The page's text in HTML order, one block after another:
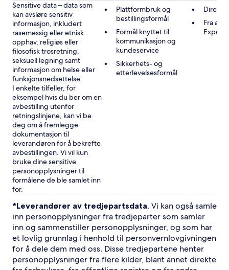
Sensitive data – data som
kan avsløre sensitiv
informasjon, inkludert
rasemessig eller etnisk
opphav, religiøs eller
filosofisk trosretning,
seksuell legning samt
informasjon om helse eller
funksjonsnedsettelse.
I enkelte tilfeller, for
eksempel hvis du ber om en
avbestilling utenfor
retningslinjene, kan vi be
deg om å fremlegge
dokumentasjon til
leverandøren for å bekrefte
avbestillingen. Vi vil kun
bruke dine sensitive
personopplysninger til
formålene de ble samlet inn
for.
Plattformbruk og
bestillingsformål
Formål knyttet til
kommunikasjon og
kundeservice
Sikkerhets- og
etterlevelsesformål
Fra
*Leverandører av tredjepartsdata. Vi kan også samle
inn personopplysninger fra tredjeparter som samler
inn og sammenstiller personopplysninger, og som har
et lovlig grunnlag i henhold til personvernlovgivningen
for å dele dem med oss. Disse tredjepartene henter
personopplysninger fra flere kilder, blant annet direkte